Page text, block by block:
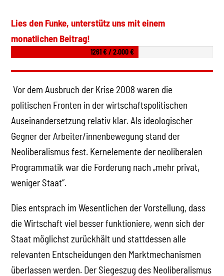
Lies den Funke, unterstütz uns mit einem
monatlichen Beitrag!
1261 € / 2.000 €
Vor dem Ausbruch der Krise 2008 waren die
politischen Fronten in der wirtschaftspolitischen
Auseinandersetzung relativ klar. Als ideologischer
Gegner der Arbeiter/innenbewegung stand der
Neoliberalismus fest. Kernelemente der neoliberalen
Programmatik war die Forderung nach „mehr privat,
weniger Staat“.
Dies entsprach im Wesentlichen der Vorstellung, dass
die Wirtschaft viel besser funktioniere, wenn sich der
Staat möglichst zurückhält und stattdessen alle
relevanten Entscheidungen den Marktmechanismen
überlassen werden. Der Siegeszug des Neoliberalismus